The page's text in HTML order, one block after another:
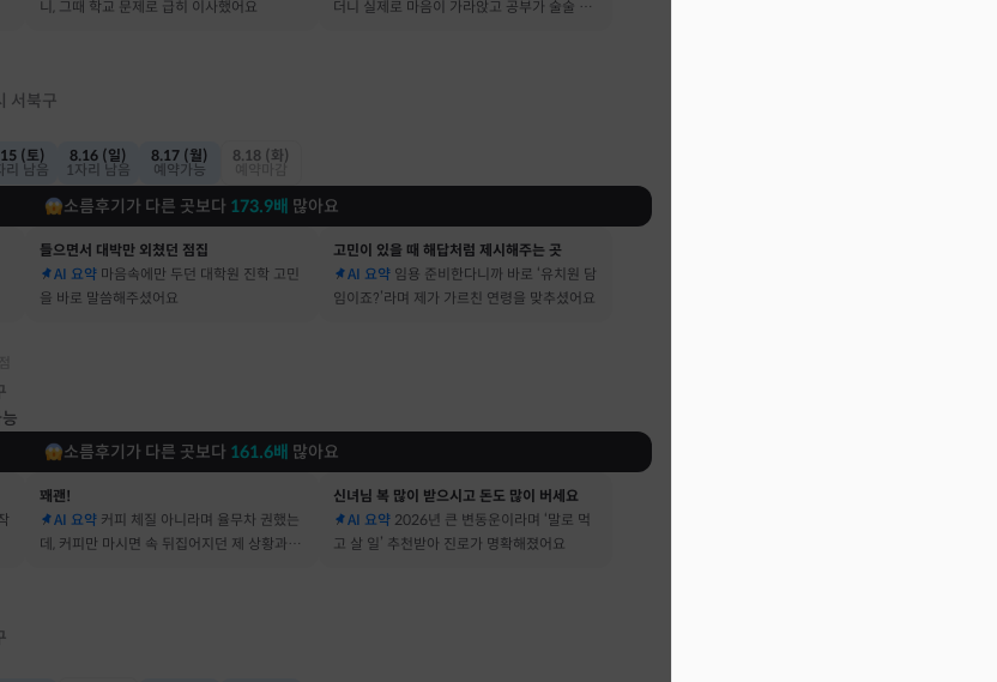
니, 그때 학교 문제로 급히 이사했어요
더니 실제로 마음이 가라앉고 공부가 술술 됐
서북구
(토)
리 남음
8.16 (일)
1자리 남음
8.17 (월)
예약가능
8.18 (화)
소름후기가 다른 곳보다 173.9배 많아요
들으면서 대박만 외쳤던 점집
AI 요약 마음속에만 두던 대학원 진학 고민
을 바로 말씀해주셨어요
고민이 있을 때 해답처럼 제시해주는 곳
AI 요약 임용 준비한다니까 바로 ‘유치원 담
임이죠?’라며 제가 가르친 연령을 맞추셨어요
소름후기가 다른 곳보다 161.6배 많아요
꽤괜!
AI 요약 커피 체질 아니라며 율무차 권했는
데, 커피만 마시면 속 뒤집어지던 제 상황과 딱
신녀님 복 많이 받으시고 돈도 많이 버세요
AI 요약 2026년 큰 변동운이라며 ‘말로 먹
고 살 일’ 추천받아 진로가 명확해졌어요